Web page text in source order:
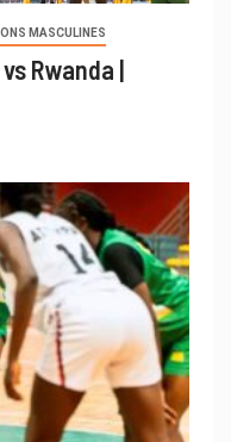
MASCULINES
Rwanda |